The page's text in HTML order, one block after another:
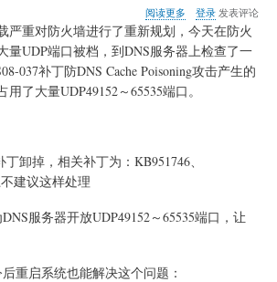
阅读更多
于
DNS
服
务
器
UDP
登录发表评论
重对防火墙进行了重新规划，今天在防火
量UDP端口被档，到DNS服务器上检查了一
037补丁防DNS Cache Poisoning攻击产生的
了大量UDP49152～65535端口。
卸掉，相关补丁为：KB951746、
建议这样处理
服务器开放UDP49152～65535端口，让
启系统也能解决这个问题：